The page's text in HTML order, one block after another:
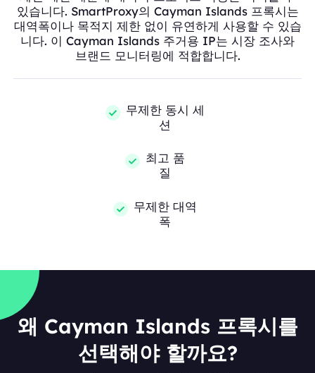
있습니다. SmartProxy의 Cayman Islands 프록시는
대역폭이나 목적지 제한 없이 유연하게 사용할 수 있습
니다. 이 Cayman Islands 주거용 IP는 시장 조사와
브랜드 모니터링에 적합합니다.
무제한 동시 세
션
최고 품
질
무제한 대역
폭
왜 Cayman Islands 프록시를
선택해야 할까요?